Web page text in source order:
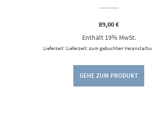
89,00€
Enthält 19% MwSt.
Lieferzeit: Lieferzeit: zum gebuchten
GEHE ZUM PRODUKT